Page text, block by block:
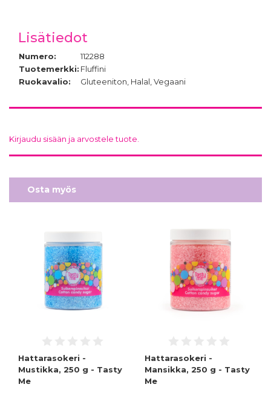
Lisätiedot
Numero:
112288
Tuotemerkki: Fluffini
Ruokavalio:
Gluteeniton, Halal, Vegaani
Kirjaudu sisään ja arvostele tuote.
Osta myös
Hattarasokeri -
Mustikka, 250 g - Tasty
Me
Hattarasokeri -
Mansikka, 250 g - Tasty
Me